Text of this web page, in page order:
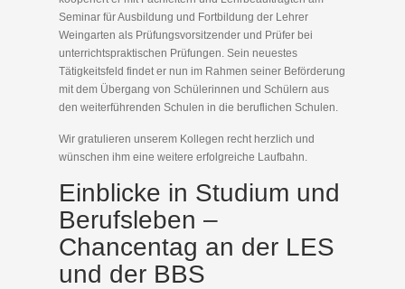
Seminar für Ausbildung und Fortbildung der Lehrer
Weingarten als Prüfungsvorsitzender und Prüfer bei
unterrichtspraktischen Prüfungen. Sein neuestes
Tätigkeitsfeld findet er nun im Rahmen seiner Beförderung
mit dem Übergang von Schülerinnen und Schülern aus
den weiterführenden Schulen in die beruflichen Schulen.
Wir gratulieren unserem Kollegen recht herzlich und
wünschen ihm eine weitere erfolgreiche Laufbahn.
Einblicke in Studium und
Berufsleben –
Chancentag an der LES
und der BBS